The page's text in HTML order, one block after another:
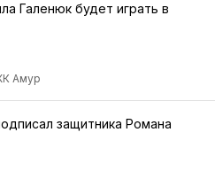
Галенюк будет играть в
Амур
защитника Романа